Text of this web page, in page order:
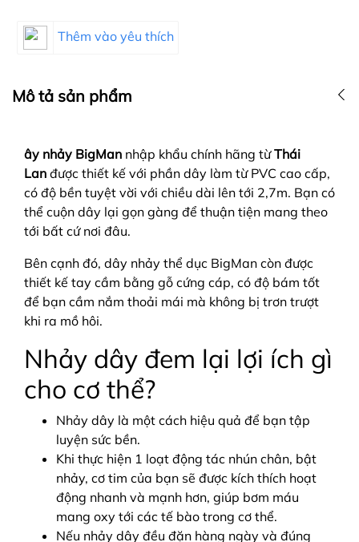
Thêm vào yêu thích
Mô tả sản phẩm
ây nhảy BigMan nhập khẩu chính hãng từThái
Lan được thiết kế với phần dây làm từ PVC cao cấp,
có độ bền tuyệt vời với chiều dài lên tới 2,7m. Bạn có
thể cuộn dây lại gọn gàng để thuận tiện mang theo
tới bất cứ nơi đâu.
Bên cạnh đó, dây nhảy thể dục BigMan còn được
thiết kế tay cầm bằng gỗ cứng cáp, có độ bám tốt
để bạn cầm nắm thoải mái mà không bị trơn trượt
khi ra mồ hôi.
Nhảy dây đem lại lợi ích gì
cho cơ thể?
Nhảy dây là một cách hiệu quả để bạn tập
luyện sức bền.
Khi thực hiện 1 loạt động tác nhún chân, bật
nhảy, cơ tim của bạn sẽ được kích thích hoạt
động nhanh và mạnh hơn, giúp bơm máu
mang oxy tới các tế bào trong cơ thể.
Nếu nhảy dây đều đặn hàng ngày và đúng